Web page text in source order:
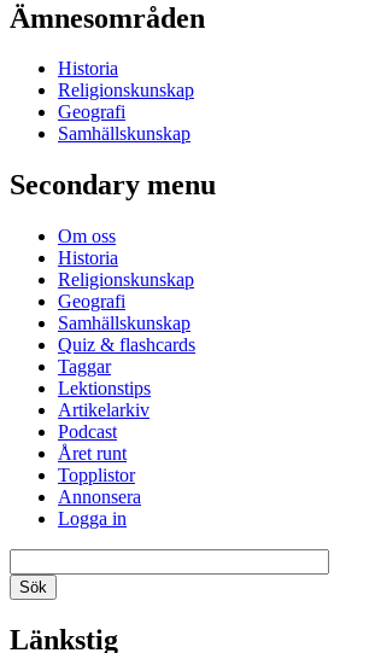
Ämnesområden
Historia
Religionskunskap
Geografi
Samhällskunskap
Secondary menu
Om oss
Historia
Religionskunskap
Geografi
Samhällskunskap
Quiz & flashcards
Taggar
Lektionstips
Artikelarkiv
Podcast
Året runt
Topplistor
Annonsera
Logga in
Länkstig